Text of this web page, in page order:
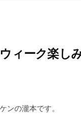
ィーク楽し
ンの瀧本です。